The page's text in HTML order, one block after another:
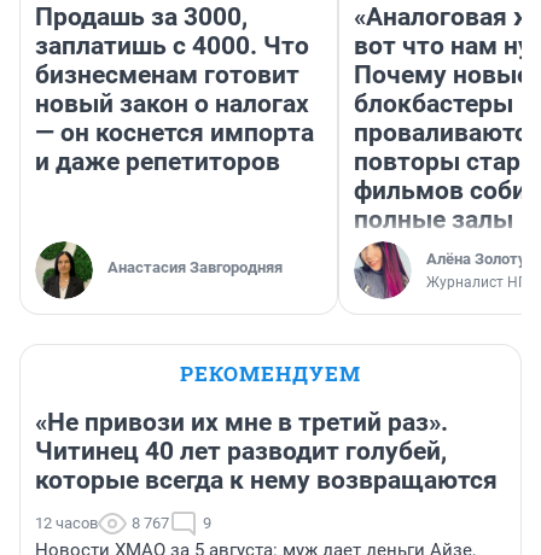
Продашь за 3000,
заплатишь с 4000. Что
бизнесменам готовит
новый закон о налогах
— он коснется импорта
и даже репетиторов
Анастасия Завгородняя
«Аналоговая
вот что нам
Почему новые
блокбастеры
повторы
фильмов
полные залы
Алёна
Журналист НГС
РЕКОМЕНДУЕМ
«Не привози их мне в третий раз».
Читинец 40 лет разводит голубей,
которые всегда к нему возвращаются
12 часов 8 767 9
Новости ХМАО за 5 августа: муж дает деньги Айзе,